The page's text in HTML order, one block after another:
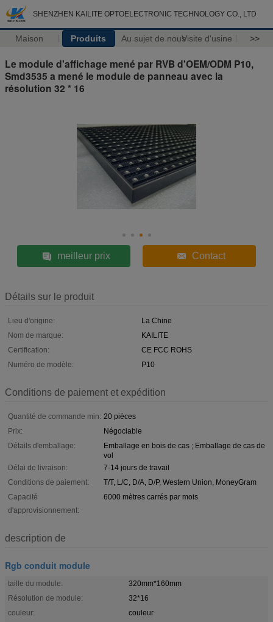
SHENZHEN KAILITE OPTOELECTRONIC TECHNOLOGY CO., LTD
Maison Produits Au sujet de nousVisite d'usine >>
Le module d'affichage mené par RVB d'OEM/ODM P10,
Smd3535 a mené le module de panneau avec la
résolution 32 * 16
meilleur prix Contact
Détails sur le produit
Lieu d'origine:
La Chine
Nom de marque:
KAILITE
Certification:
CE FCC ROHS
Numéro de modèle:
P10
Conditions de paiement et expédition
Quantité de commande min: 20 pièces
Prix:
Négociable
Détails d'emballage:
Emballage en bois de cas ; Emballage de cas de
vol
Délai de livraison:
7-14 jours de travail
Conditions de paiement:
T/T, L/C, D/A, D/P, Western Union, MoneyGram
Capacité
d'approvisionnement:
6000 mètres carrés par mois
description de
Rgb conduit module
taille du module:
320mm*160mm
Résolution de module:
32*16
couleur:
couleur